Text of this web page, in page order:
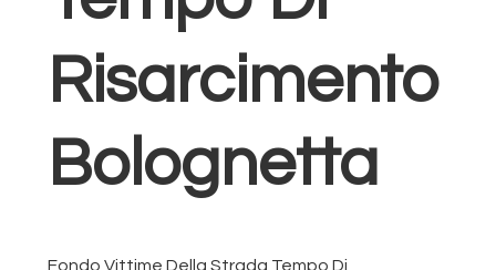
Risarcimento
Bolognetta
Fondo Vittime Della Strada Tempo Di